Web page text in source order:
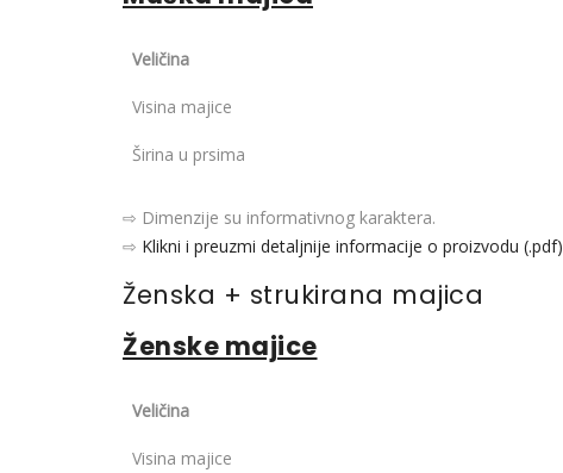
Veličina
Visina majice
Širina u prsima
⇨ Dimenzije su informativnog karaktera.
⇨ Klikni i preuzmi detaljnije informacije o proizvodu (.pdf)
Ženska + strukirana majica
Ženske majice
Veličina
Visina majice